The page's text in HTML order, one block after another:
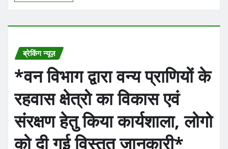
ब्रेकिंग न्यूज़
*वन विभाग द्वारा वन्य प्राणियों के
रहवास क्षेत्रो का विकास एवं
संरक्षण हेतु किया कार्यशाला, लोगो
को दी गई विस्तृत जानकारी*